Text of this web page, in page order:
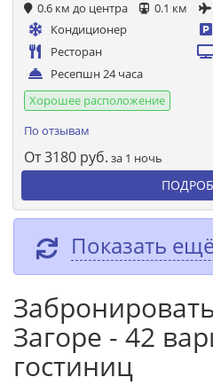
0.6 км до центра 0.1 км
Кондиционер
Ресторан
Ресепшн 24 часа
Хорошее расположение
По отзывам
От3180 руб. за 1 ночь
Показать
Загоре - 42
гостиниц